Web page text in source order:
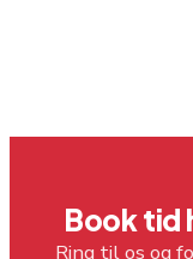
Book tid
Ring til os og